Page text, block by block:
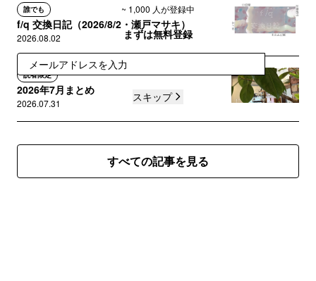
誰でも
f/q 交換日記（2026/8/2・瀬戸マサキ）
2026.08.02
読者限定
2026年7月まとめ
2026.07.31
すべての記事を見る
~ 1,000 人が登録中
まずは無料登録
スキップ